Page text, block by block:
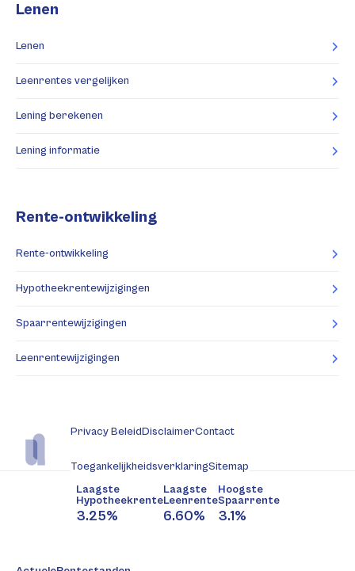
Lenen
Lenen
Leenrentes vergelijken
Lening berekenen
Lening informatie
Rente-ontwikkeling
Rente-ontwikkeling
Hypotheekrentewijzigingen
Spaarrentewijzigingen
Leenrentewijzigingen
Privacy BeleidDisclaimerContact
ToegankelijkheidsverklaringSitemap
Laagste
Hypotheekrente
3.25%
Laagste
Leenrente
6.60%
Hoogste
Spaarrente
3.1%